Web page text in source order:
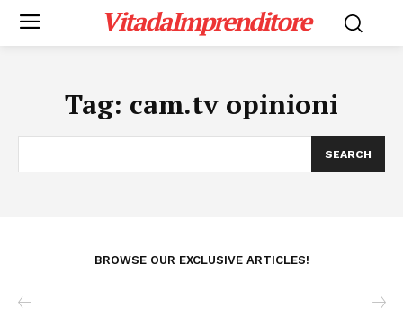
VitadaImprenditore
Tag: cam.tv opinioni
SEARCH
BROWSE OUR EXCLUSIVE ARTICLES!